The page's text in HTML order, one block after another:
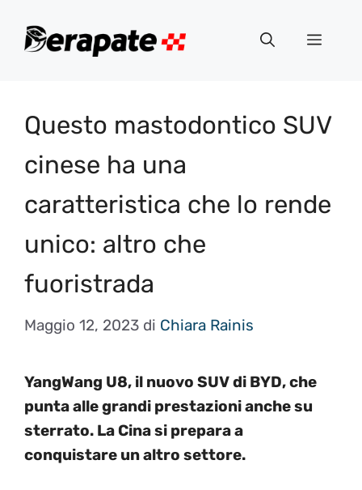
Menu
Questo mastodontico SUV
cinese ha una
caratteristica che lo rende
unico: altro che
fuoristrada
Maggio 12, 2023 di Chiara Rainis
YangWang U8, il nuovo SUV di BYD, che
punta alle grandi prestazioni anche su
sterrato. La Cina si prepara a
conquistare un altro settore.